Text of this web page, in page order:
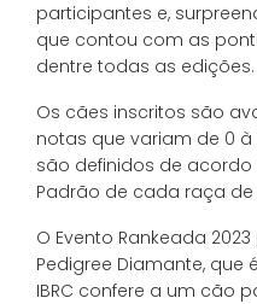
participantes e,
que contou com as
dentre todas as edições.
Os cães inscritos são
notas que variam de 0 à
são definidos de
Padrão de cada raça de
O Evento Rankeada
Pedigree Diamante,
IBRC confere a um cão